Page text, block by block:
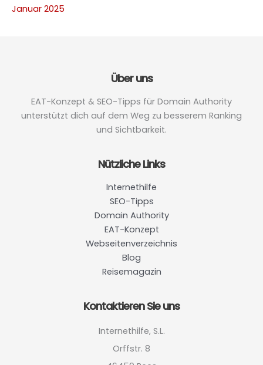
Januar 2025
Über uns
EAT-Konzept & SEO-Tipps für Domain Authority
unterstützt dich auf dem Weg zu besserem Ranking
und Sichtbarkeit.
Nützliche Links
Internethilfe
SEO-Tipps
Domain Authority
EAT-Konzept
Webseitenverzeichnis
Blog
Reisemagazin
Kontaktieren Sie uns
Internethilfe, S.L.
Orffstr. 8